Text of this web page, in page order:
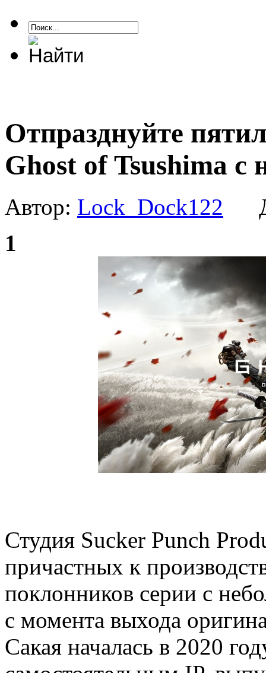
Отпразднуйте
Ghost of Tsushima с
Автор: Lock_Dock122
1
Студия Sucker Punch
причастных к
поклонников серии с
с момента выхода
Сакая началась в 2020